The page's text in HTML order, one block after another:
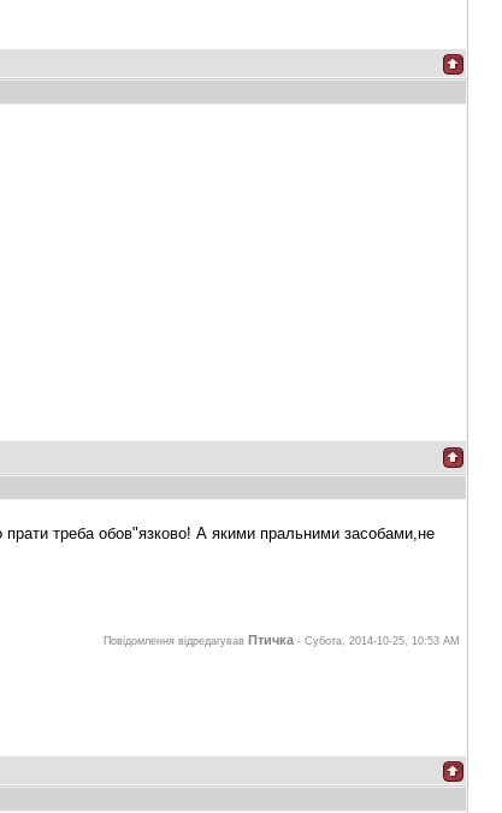
прати треба обов"язково! А якими пральними засобами,не
Повідомлення відредагував Птичка -Субота, 2014-10-25, 10:53 AM